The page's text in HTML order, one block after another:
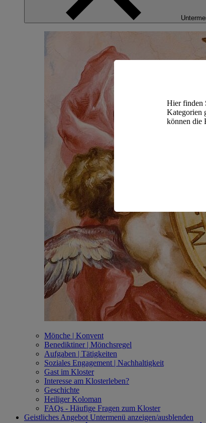
Hier finden
Kategorien
können die
Mönche | Konvent
Benediktiner | Mönchsregel
Aufgaben | Tätigkeiten
Soziales Engagement | Nachhaltigkeit
Gast im Kloster
Interesse am Klosterleben?
Geschichte
Heiliger Koloman
FAQs - Häufige Fragen zum Kloster
Geistliches Angebot Untermenü anzeigen/ausblenden